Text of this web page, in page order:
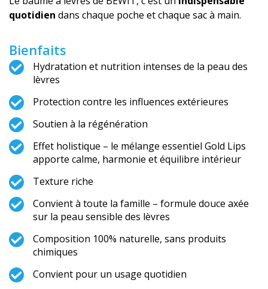
quotidien dans chaque poche et chaque sac à main.
Bienfaits
Hydratation et nutrition intenses de la peau des
lèvres
Protection contre les influences extérieures
Soutien à la régénération
Effet holistique – le mélange essentiel Gold Lips
apporte calme, harmonie et équilibre intérieur
Texture riche
Convient à toute la famille – formule douce axée
sur la peau sensible des lèvres
Composition 100% naturelle, sans produits
chimiques
Convient pour un usage quotidien